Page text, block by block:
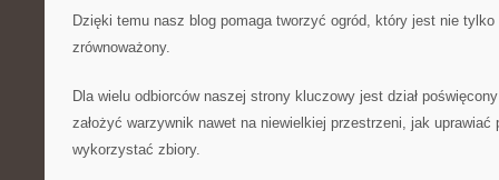
Dzięki temu nasz blog pomaga tworzyć ogród, który jest nie tylko
zrównoważony.
Dla wielu odbiorców naszej strony kluczowy jest dział
założyć warzywnik nawet na niewielkiej przestrzeni, jak uprawiać
wykorzystać zbiory.